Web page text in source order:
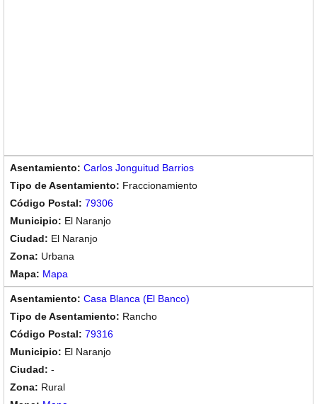
Carlos Jonguitud Barrios
Fraccionamiento
79306
El Naranjo
El Naranjo
Urbana
Mapa
Casa Blanca (El Banco)
Rancho
79316
El Naranjo
-
Rural